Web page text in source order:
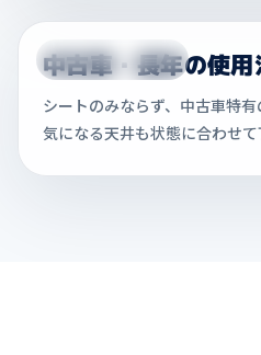
USED CAR SEAT
中古車・長年の使用
シートのみならず、中古車特
気になる天井も状態に合わせて